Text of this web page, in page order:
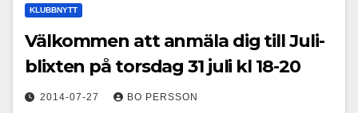
KLUBBNYTT
Välkommen att anmäla dig till Juli-
blixten på torsdag 31 juli kl 18-20
2014-07-27 BO PERSSON